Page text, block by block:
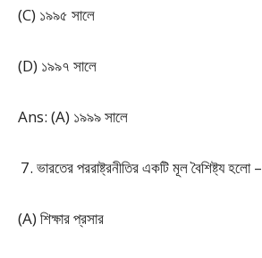
(C) ১৯৯৫ সালে
(D) ১৯৯৭ সালে
Ans: (A) ১৯৯৯ সালে
ভারতের পররাষ্ট্রনীতির একটি মূল বৈশিষ্ট্য হলো –
(A) শিক্ষার প্রসার